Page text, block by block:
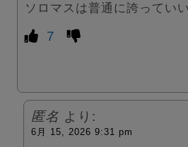
ソロマスは普通に誇ってい
7
匿名 より:
6月 15, 2026 9:31 pm